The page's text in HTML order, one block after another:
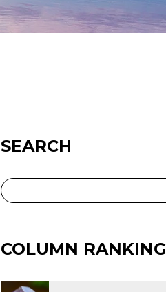
SEARCH
COLUMN RANKING